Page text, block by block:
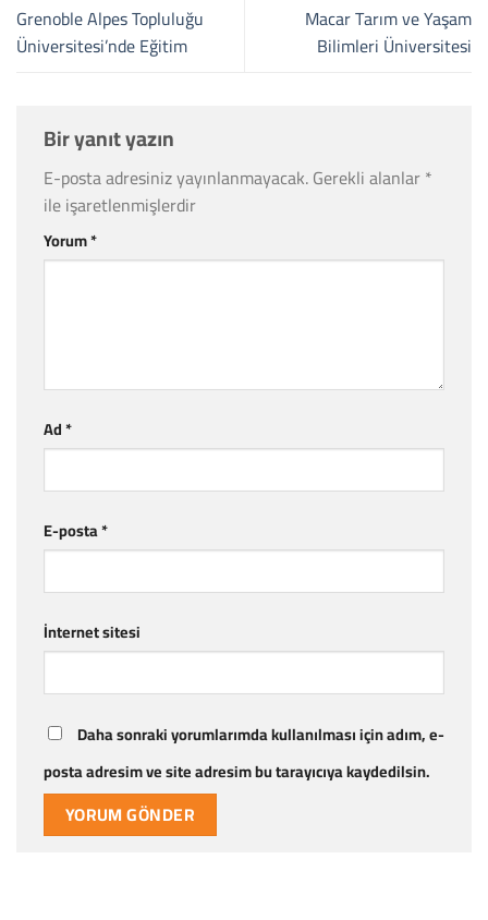
Grenoble Alpes Topluluğu
Üniversitesi’nde Eğitim
Macar Tarım ve Yaşam
Bilimleri Üniversitesi
Bir yanıt yazın
E-posta adresiniz yayınlanmayacak.Gerekli alanlar*
ile işaretlenmişlerdir
Yorum*
Ad*
E-posta*
İnternet sitesi
Daha sonraki yorumlarımda kullanılması için adım, e-
posta adresim ve site adresim bu tarayıcıya kaydedilsin.